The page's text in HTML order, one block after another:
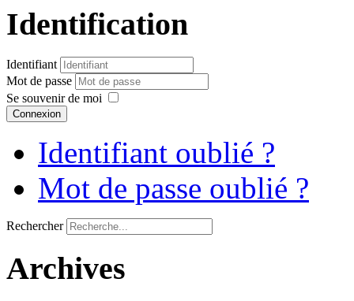
Identification
Identifiant
Mot de passe
Se souvenir de moi
Connexion
Identifiant oublié ?
Mot de passe oublié ?
Rechercher
Archives